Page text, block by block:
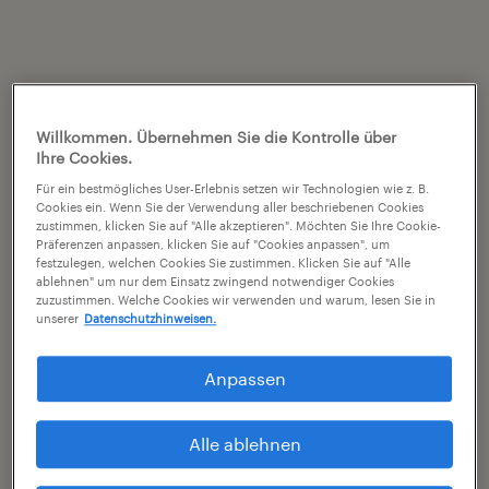
Willkommen. Übernehmen Sie die Kontrolle über
Ihre Cookies.
Für ein bestmögliches User-Erlebnis setzen wir Technologien wie z. B.
Cookies ein. Wenn Sie der Verwendung aller beschriebenen Cookies
zustimmen, klicken Sie auf "Alle akzeptieren". Möchten Sie Ihre Cookie-
Präferenzen anpassen, klicken Sie auf "Cookies anpassen", um
festzulegen, welchen Cookies Sie zustimmen. Klicken Sie auf "Alle
ablehnen" um nur dem Einsatz zwingend notwendiger Cookies
zuzustimmen. Welche Cookies wir verwenden und warum, lesen Sie in
unserer Datenschutzhinweisen.
Anpassen
Alle ablehnen